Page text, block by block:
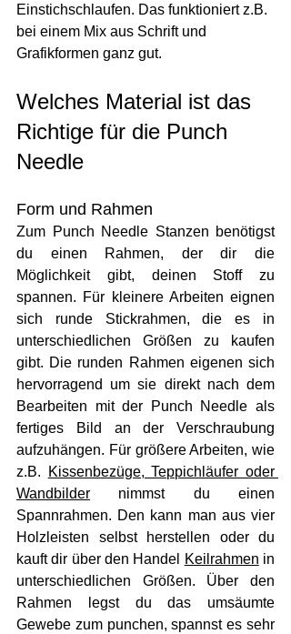
Einstichschlaufen. Das funktioniert z.B.
bei einem Mix aus Schrift und
Grafikformen ganz gut.
Welches Material ist das
Richtige für die Punch
Needle
Form und Rahmen
Zum Punch Needle Stanzen benötigst
du einen Rahmen, der dir die
Möglichkeit gibt, deinen Stoff zu
spannen. Für kleinere Arbeiten eignen
sich runde Stickrahmen, die es in
unterschiedlichen Größen zu kaufen
gibt. Die runden Rahmen eigenen sich
hervorragend um sie direkt nach dem
Bearbeiten mit der Punch Needle als
fertiges Bild an der Verschraubung
aufzuhängen. Für größere Arbeiten, wie
z.B.
Kissenbezüge, Teppichläufer oder
Wandbilder nimmst du einen
Spannrahmen. Den kann man aus vier
Holzleisten selbst herstellen oder du
kauft dir über den Hande
Keilrahmen in
unterschiedlichen Größen. Über den
Rahmen legst du das umsäumte
Gewebe zum punchen, spannst es sehr